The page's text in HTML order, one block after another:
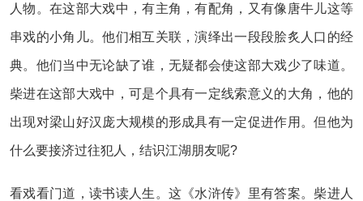
人物。在这部大戏中，有主角，有配角，又有像唐牛儿这等
串戏的小角儿。他们相互关联，演绎出一段段脍炙人口的经
典。他们当中无论缺了谁，无疑都会使这部大戏少了味道。
柴进在这部大戏中，可是个具有一定线索意义的大角，他的
出现对梁山好汉庞大规模的形成具有一定促进作用。但他为
什么要接济过往犯人，结识江湖朋友呢?
看戏看门道，读书读人生。这《水浒传》里有答案。柴进人